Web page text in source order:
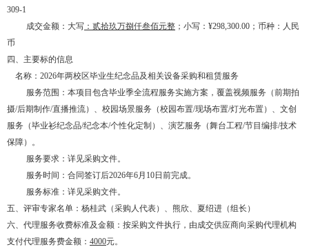
309-1
成交金额：大写 ： 贰拾玖万捌仟叁佰元整 ； 小写： ¥298,300.00；币种：人民
币
四、主要标的信息
名称： 2026年两校区毕业生纪念品及相关设备采购和租赁服务
服务范围：本项目包含毕业季全流程服务实施方案，覆盖视频服务（前期拍
摄/后期制作/直播推流）、校园场景服务（校园布置/现场布置/灯光布置）、文创
服务（毕业衫纪念品/纪念本/个性化定制）、演艺服务（舞台工程/节目编排/技术
保障）。
服务要求：详见采购文件。
服务时间：合同签订后2026年6月10日前完成。
服务标准：详见采购文件。
五、评审专家名单：杨桂武（采购人代表）、熊欣、夏绍进（组长）
六、代理服务收费标准及金额：按采购文件执行，由成交供应商向采购代理机构
支付代理服务费金额： 4000元。